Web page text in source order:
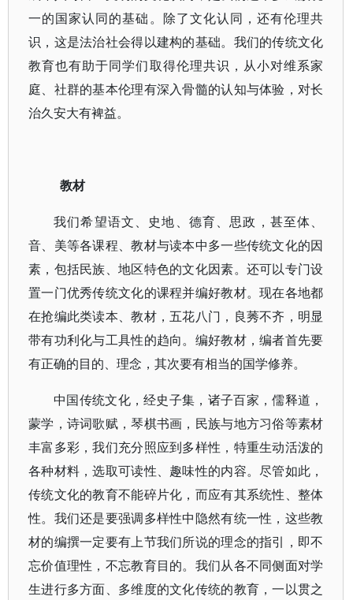
一的国家认同的基础。除了文化认同，还有伦理共
识，这是法治社会得以建构的基础。我们的传统文化
教育也有助于同学们取得伦理共识，从小对维系家
庭、社群的基本伦理有深入骨髓的认知与体验，对长
治久安大有裨益。
教材
我们希望语文、史地、德育、思政，甚至体、
音、美等各课程、教材与读本中多一些传统文化的因
素，包括民族、地区特色的文化因素。还可以专门设
置一门优秀传统文化的课程并编好教材。现在各地都
在抢编此类读本、教材，五花八门，良莠不齐，明显
带有功利化与工具性的趋向。编好教材，编者首先要
有正确的目的、理念，其次要有相当的国学修养。
中国传统文化，经史子集，诸子百家，儒释道，
蒙学，诗词歌赋，琴棋书画，民族与地方习俗等素材
丰富多彩，我们充分照应到多样性，特重生动活泼的
各种材料，选取可读性、趣味性的内容。尽管如此，
传统文化的教育不能碎片化，而应有其系统性、整体
性。我们还是要强调多样性中隐然有统一性，这些教
材的编撰一定要有上节我们所说的理念的指引，即不
忘价值理性，不忘教育目的。我们从各不同侧面对学
生进行多方面、多维度的文化传统的教育，一以贯之